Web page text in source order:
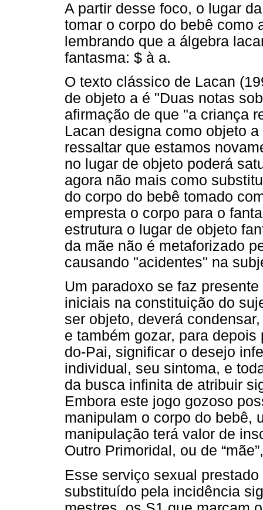
A partir desse foco, o lugar
tomar o corpo do bebê como
lembrando que a álgebra
fantasma: $ à a.
O texto clássico de Lacan
de objeto a é "Duas notas
afirmação de que "a criança
Lacan designa como objeto
ressaltar que estamos
no lugar de objeto poderá
agora não mais como
do corpo do bebê tomado
empresta o corpo para o
estrutura o lugar de objeto
da mãe não é metaforizado
causando "acidentes" na
Um paradoxo se faz
iniciais na constituição do
ser objeto, deverá
e também gozar, para
do-Pai, significar o desejo
individual, seu sintoma, e
da busca infinita de atribuir
Embora este jogo gozoso
manipulam o corpo do bebê,
manipulação terá valor de
Outro Primoridal, ou de
Esse serviço sexual
substituído pela incidência